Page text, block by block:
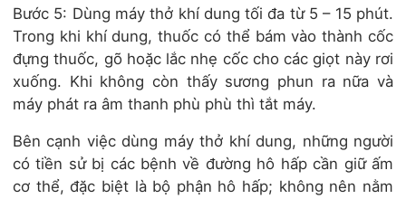
Bước 5: Dùng máy thở khí dung tối đa từ 5 – 15 phút.
Trong khi khí dung, thuốc có thể bám vào thành cốc
đựng thuốc, gõ hoặc lắc nhẹ cốc cho các giọt này rơi
xuống. Khi không còn thấy sương phun ra nữa và
máy phát ra âm thanh phù phù thì tắt máy.
Bên cạnh việc dùng máy thở khí dung, những người
có tiền sử bị các bệnh về đường hô hấp cần giữ ấm
cơ thể, đặc biệt là bộ phận hô hấp; không nên nằm